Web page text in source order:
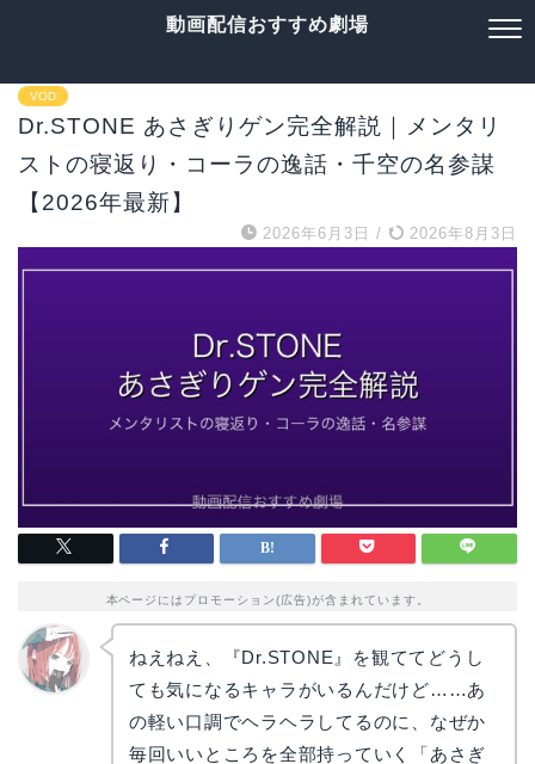
動画配信おすすめ劇場
VOD
Dr.STONE あさぎりゲン完全解説｜メンタリ
ストの寝返り・コーラの逸話・千空の名参謀
【2026年最新】
2026年6月3日 / 2026年8月3日
本ページにはプロモーション(広告)が含まれています。
ねえねえ、『Dr.STONE』を観ててどうし
ても気になるキャラがいるんだけど……あ
の軽い口調でヘラヘラしてるのに、なぜか
毎回いいところを全部持っていく「あさぎ